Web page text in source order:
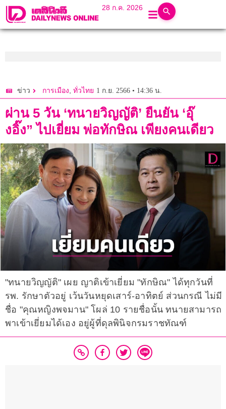
28 ก.ค. 2026
ข่าว การเมือง, ทั่วไทย 1 ก.ย. 2566 • 14:36 น.
ผ่าน 5 วัน ‘ทนายวิญญัติ’ ยืนยัน ‘อุ๊
งอิ๊ง” ไปเยี่ยม พ่อทักษิณ เพียงคนเดียว
"ทนายวิญญัติ" เผย ญาติเข้าเยี่ยม "ทักษิณ" ได้ทุกวันที่
รพ. รักษาตัวอยู่ เว้นวันหยุดเสาร์-อาทิตย์ ส่วนกรณี ไม่มี
ชื่อ "คุณหญิงพจมาน" โผล่ 10 รายชื่อนั้น ทนายสามารถ
พาเข้าเยี่ยมได้เอง อยู่ผู้ที่ดุลพินิจกรมราชทัณฑ์